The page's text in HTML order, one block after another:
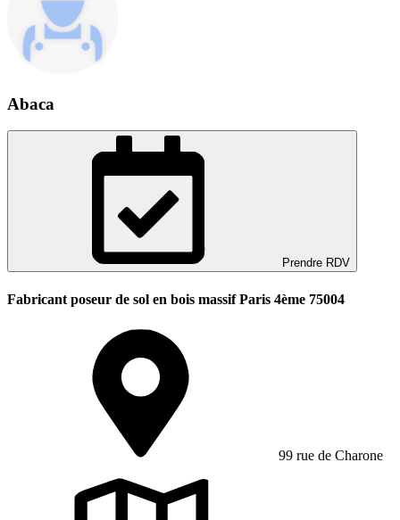
Abaca
Prendre RDV
Fabricant poseur de sol en bois massif Paris 4ème 75004
99 rue de Charone